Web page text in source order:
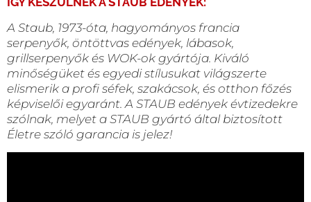
A Staub, 1973-óta, hagyományos francia
serpenyők, öntöttvas edények, lábasok,
grillserpenyők és WOK-ok gyártója. Kiváló
minőségüket és egyedi stílusukat világszerte
elismerik a profi séfek, szakácsok, és otthon főzés
képviselői egyaránt. A STAUB edények évtizedekre
szólnak, melyet a STAUB gyártó által biztosított
Életre szóló garancia is jelez!